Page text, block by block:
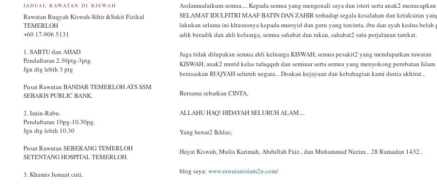
Asslamualaikum semua.... Kepada semua yang mengenali saya dan isteri serta anak2 menucapkan
SELAMAT IDULFITRI MAAF BATIN DAN ZAHIR terhadap segala kesalahan dan ketaksiran
lakukan selama ini khususnya kepada mursyid dan guru yang tercinta, ibu dan ayah kedua belah
adik beradik dan ahli keluarga, semua sahabat dan rakan, sahabat2 satu perjalanan tarekat.
Juga tidak dilupakan semua ahli keluarga KISWAH, semua pesakit2 yang mendapatkan rawatan
KISWAH, anak2 murid kelas tafaqquh dan seminar serta semua yang menyokong perubatan Islam
berasaskan RUQYAH seluruh negara... Doakan kejayaan dan kebahagian kami dunia akhirat...
Bersama sebarkan CINTA,
ALLAHU HAQ! HIDAYAH SELURUH ALAM....
Yang benar2 Ikhlas;
Hayat Kiswah, Mulia Karimah, Abdullah Faiz.. dan Muhammad Nazim... 28 Ramadan 1432..
blog saya:www.rawatanislam2u.com/
JADUAL RAWATAN DI KISWAH
Rawatan Ruqyah Kiswah-Sihir &Sakit Fizikal
TEMERLOH
+60 17-906 5131
1. SABTU dan AHAD
Pendaftaran 2.30ptg-3ptg.
Jgn dtg lebih 3 ptg
Pusat Rawatan BANDAR TEMERLOH ATS SSM
SEBARIS PUBLIC BANK.
2. Isnin-Rabu.
Pendaftaran 10pg-10.30pg.
Jgn dtg lebih 10.30
Pusat Rawatan SEBERANG TEMERLOH
SETENTANG HOSPITAL TEMERLOH.
3. Khamis Jumaat cuti.